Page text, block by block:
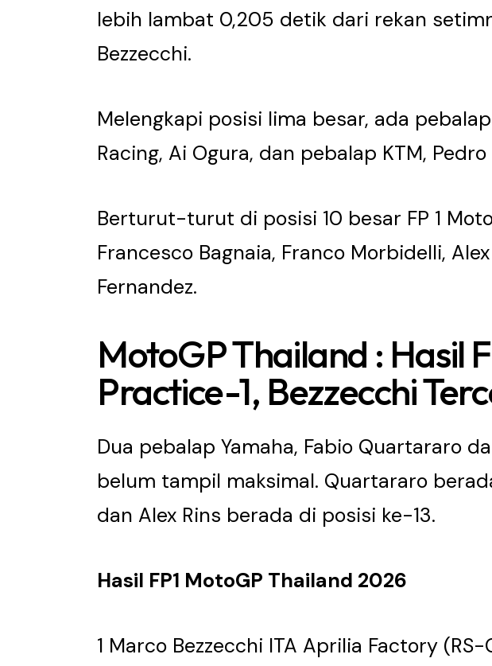
lebih lambat 0,205 detik dari rekan
Bezzecchi.
Melengkapi posisi lima besar, ada
Racing, Ai Ogura, dan pebalap KTM,
Berturut-turut di posisi 10 besar FP 1
Francesco Bagnaia, Franco Morbidelli,
Fernandez.
MotoGP Thailand : Hasil
Practice-1, Bezzecchi
Dua pebalap Yamaha, Fabio Quartararo
belum tampil maksimal. Quartararo
dan Alex Rins berada di posisi ke-13.
Hasil FP1 MotoGP Thailand 2026
1 Marco Bezzecchi ITA Aprilia Factory (RS-